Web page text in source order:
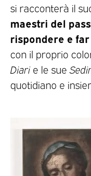
si racconterà il
maestri del
rispondere e
con il proprio
Diarie le sue
quotidiano e